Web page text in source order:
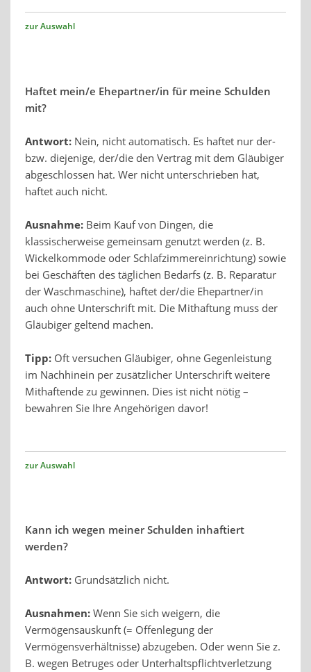
zur Auswahl
Haftet mein/e Ehepartner/in für meine Schulden
mit?
Antwort:Nein, nicht automatisch. Es haftet nur der-
bzw. diejenige, der/die den Vertrag mit dem Gläubiger
abgeschlossen hat. Wer nicht unterschrieben hat,
haftet auch nicht.
Ausnahme:Beim Kauf von Dingen, die
klassischerweise gemeinsam genutzt werden (z. B.
Wickelkommode oder Schlafzimmereinrichtung) sowie
bei Geschäften des täglichen Bedarfs (z. B. Reparatur
der Waschmaschine), haftet der/die Ehepartner/in
auch ohne Unterschrift mit. Die Mithaftung muss der
Gläubiger geltend machen.
Tipp:Oft versuchen Gläubiger, ohne Gegenleistung
im Nachhinein per zusätzlicher Unterschrift weitere
Mithaftende zu gewinnen. Dies ist nicht nötig –
bewahren Sie Ihre Angehörigen davor!
zur Auswahl
Kann ich wegen meiner Schulden inhaftiert
werden?
Antwort:Grundsätzlich nicht.
Ausnahmen:Wenn Sie sich weigern, die
Vermögensauskunft (= Offenlegung der
Vermögensverhältnisse) abzugeben. Oder wenn Sie z.
B. wegen Betruges oder Unterhaltspflichtverletzung